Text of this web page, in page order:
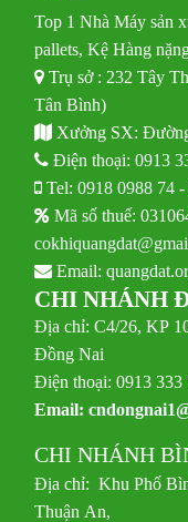
Top 1 Nhà Máy sản
pallets, Kệ Hàng
Trụ sở : 232 Tây
Tân Bình)
Xưởng SX:
Điện thoại:0913
Tel:0918 0988 74
Mã số thuế:
Email:
CHI NHÁNH
Địa chỉ: C4/26, KP
Đồng Nai
Điện thoại: 0913 333
Email:
CHI NHÁNH
Địa chỉ: Khu Phố
Thuận An,